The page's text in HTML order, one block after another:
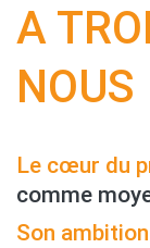
A
NOUS
Le cœur du
comme
Son